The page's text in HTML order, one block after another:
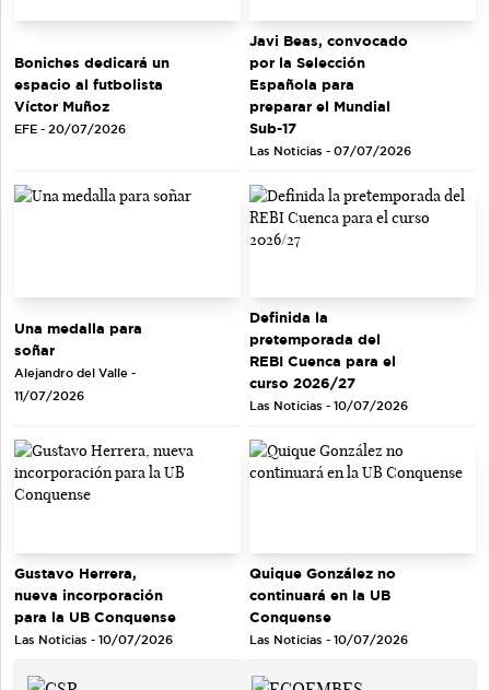
Boniches dedicará un
espacio al futbolista
Víctor Muñoz
EFE - 20/07/2026
Javi Beas, convocado
por la Selección
Española para
preparar el Mundial
Sub-17
Las Noticias - 07/07/2026
Una medalla para
soñar
Alejandro del Valle -
11/07/2026
Definida la
pretemporada del
REBI Cuenca para el
curso 2026/27
Las Noticias - 10/07/2026
Gustavo Herrera,
nueva incorporación
para la UB Conquense
Las Noticias - 10/07/2026
Quique González no
continuará en la UB
Conquense
Las Noticias - 10/07/2026